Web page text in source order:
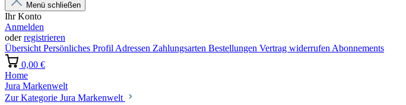
Menü schließen
Ihr Konto
Anmelden
oderregistrieren
Übersicht Persönliches Profil Adressen Zahlungsarten Bestellungen Vertrag widerrufen Abonnements
0,00 €
Home
Jura Markenwelt
Zur Kategorie Jura Markenwelt